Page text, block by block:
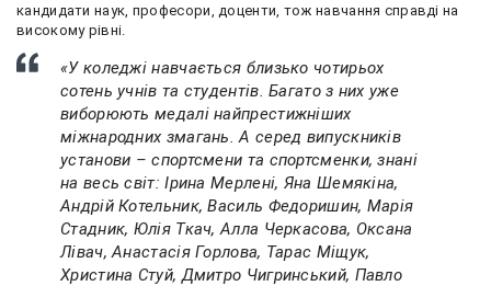
кандидати наук, професори, доценти, тож навчання справді на
високому рівні.
«У коледжі навчається близько чотирьох
сотень учнів та студентів. Багато з них уже
виборюють медалі найпрестижніших
міжнародних змагань. А серед випускників
установи – спортсмени та спортсменки, знані
на весь світ: Ірина Мерлені, Яна Шемякіна,
Андрій Котельник, Василь Федоришин, Марія
Стадник, Юлія Ткач, Алла Черкасова, Оксана
Лівач, Анастасія Горлова, Тарас Міщук,
Христина Стуй, Дмитро Чигринський, Павло